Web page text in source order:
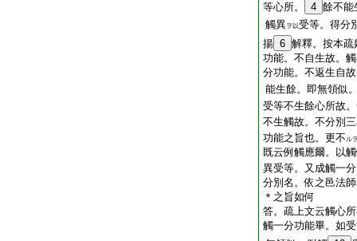
等心所。
4 餘不能
觸異ヲ以受等。得分
揚 6 解釋。按本疏
功能。不自生故。
分功能。不返生自故
能生餘。即無領似
受等不生餘心所故
不生觸故。不分別
功能之旨也。更不ル
既云例觸應爾。以
異受等。又成觸一
分別名。依之邑法
＊之旨如何
答。疏上文云觸心
觸一分功能畢。如